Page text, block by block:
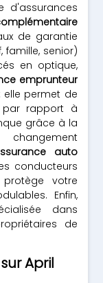
d'assurances
de garantie
senior)
en optique,
emprunteur
elle permet de
par rapport à
grâce à la
auto
conducteurs
protège votre
Enfin,
dans
de
April